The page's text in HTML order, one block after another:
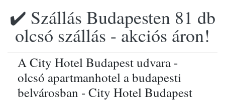
✔️ Szállás Budapesten 81 db
olcsó szállás - akciós áron!
A City Hotel Budapest udvara -
olcsó apartmanhotel a budapesti
belvárosban - City Hotel Budapest